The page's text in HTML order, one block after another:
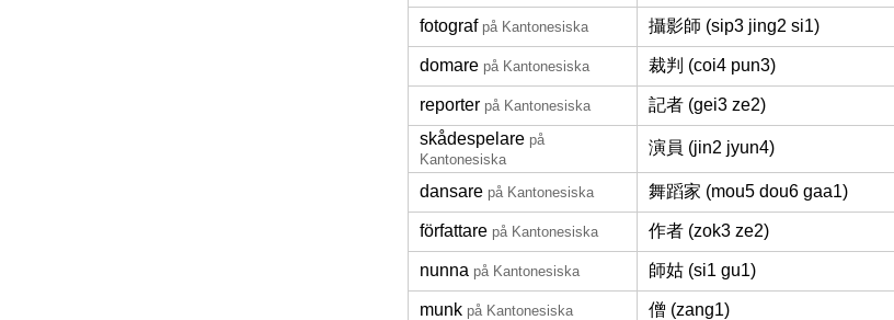
fotograf på Kantonesiska 攝影師 (sip3 jing2 si1)
domare på Kantonesiska 裁判 (coi4 pun3)
reporter på Kantonesiska
記者 (gei3 ze2)
skådespelare på
Kantonesiska
演員 (jin2 jyun4)
dansare på Kantonesiska 舞蹈家 (mou5 dou6 gaa1)
författare på Kantonesiska 作者 (zok3 ze2)
nunna på Kantonesiska 師姑 (si1 gu1)
munk på Kantonesiska 僧 (zang1)